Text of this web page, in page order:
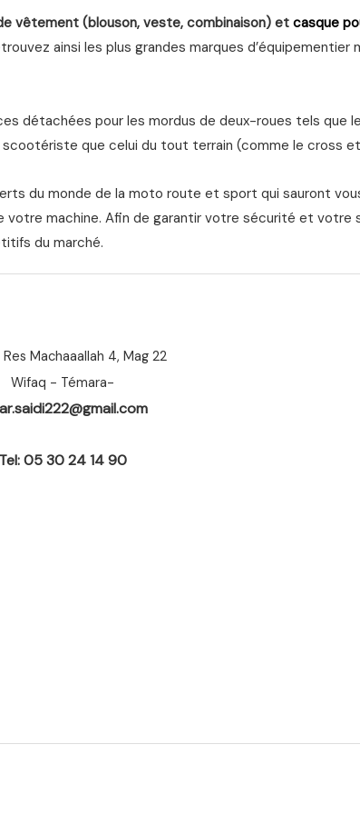
vêtement (blouson, veste, combinaison) et casque
ainsi les plus grandes marques d’équipementier
détachées pour les mordus de deux-roues tels que
que celui du tout terrain (comme le cross et
du monde de la moto route et sport qui sauront
machine. Afin de garantir votre sécurité et
du marché.
Machaaallah 4, Mag 22
Wifaq - Témara-
Tel: 05 30 24 14 90